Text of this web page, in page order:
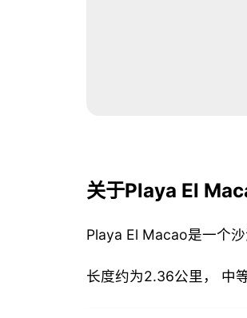
关于Playa El
Playa El Macao是一个
长度约为2.36公里， 中等